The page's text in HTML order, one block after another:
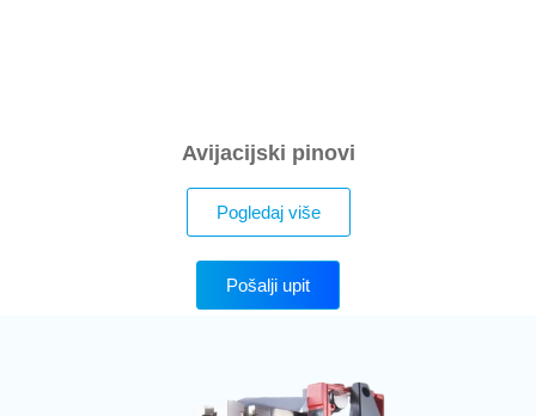
Avijacijski pinovi
Pogledaj više
Pošalji upit